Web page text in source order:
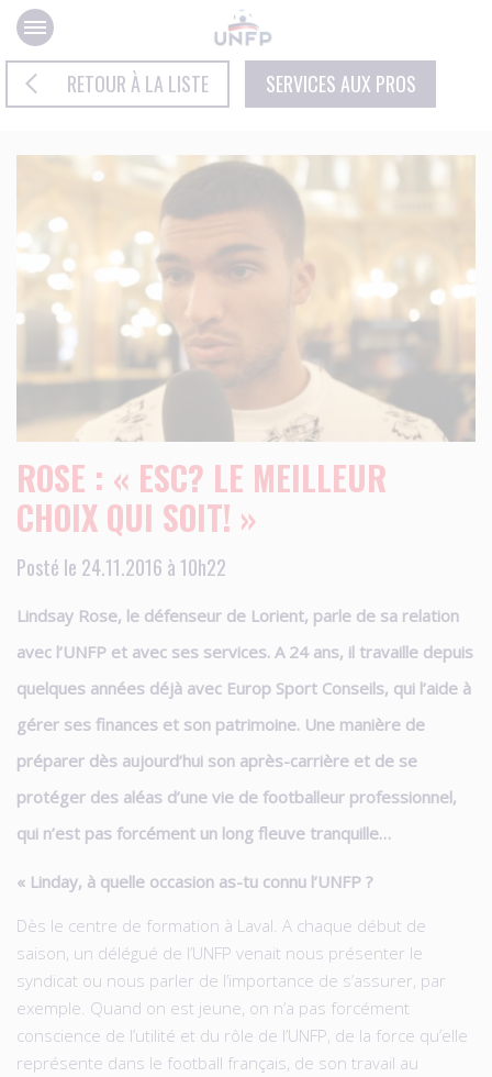
Panneau de gestion des cookies
RETOUR À LA LISTE SERVICES AUX PROS
ROSE : « ESC? LE MEILLEUR
CHOIX QUI SOIT! »
Posté le 24.11.2016 à 10h22
Lindsay Rose, le défenseur de Lorient, parle de sa relation
avec l’UNFP et avec ses services. A 24 ans, il travaille depuis
quelques années déjà avec Europ Sport Conseils, qui l’aide à
gérer ses finances et son patrimoine. Une manière de
préparer dès aujourd’hui son après-carrière et de se
protéger des aléas d’une vie de footballeur professionnel,
qui n’est pas forcément un long fleuve tranquille…
« Linday, à quelle occasion as-tu connu l’UNFP ?
Dès le centre de formation à Laval. A chaque début de
saison, un délégué de l’UNFP venait nous présenter le
syndicat ou nous parler de l’importance de s’assurer, par
exemple. Quand on est jeune, on n’a pas forcément
conscience de l’utilité et du rôle de l’UNFP, de la force qu’elle
représente dans le football français, de son travail au